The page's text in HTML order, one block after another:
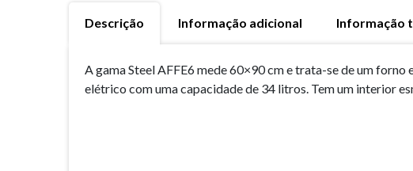
Descrição Informação adicional Informação
A gama Steel AFFE6 mede 60×90 cm e trata-se de um
elétrico com uma capacidade de 34 litros. Tem um interior